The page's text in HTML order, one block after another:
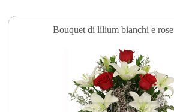
Bouquet di lilium bianchi e rose